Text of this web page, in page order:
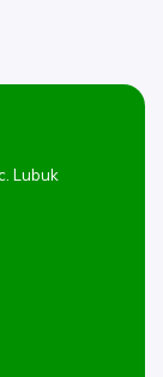
Lubuk